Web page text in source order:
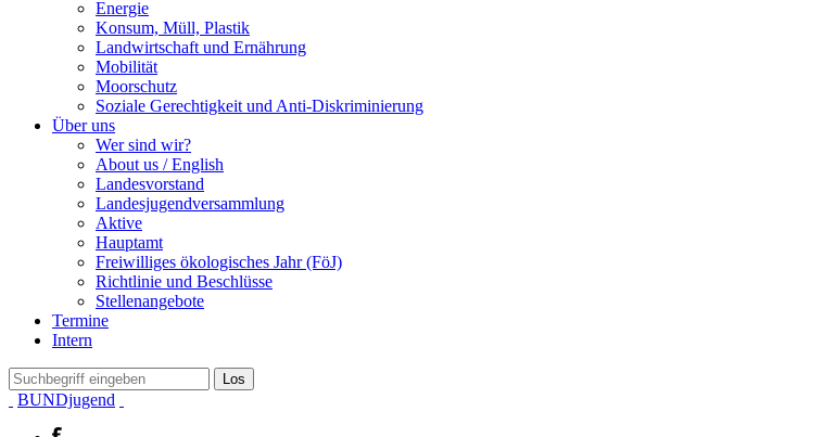
Energie
Konsum, Müll, Plastik
Landwirtschaft und Ernährung
Mobilität
Moorschutz
Soziale Gerechtigkeit und Anti-Diskriminierung
Über uns
Wer sind wir?
About us / English
Landesvorstand
Landesjugendversammlung
Aktive
Hauptamt
Freiwilliges ökologisches Jahr (FöJ)
Richtlinie und Beschlüsse
Stellenangebote
Termine
Intern
BUNDjugend